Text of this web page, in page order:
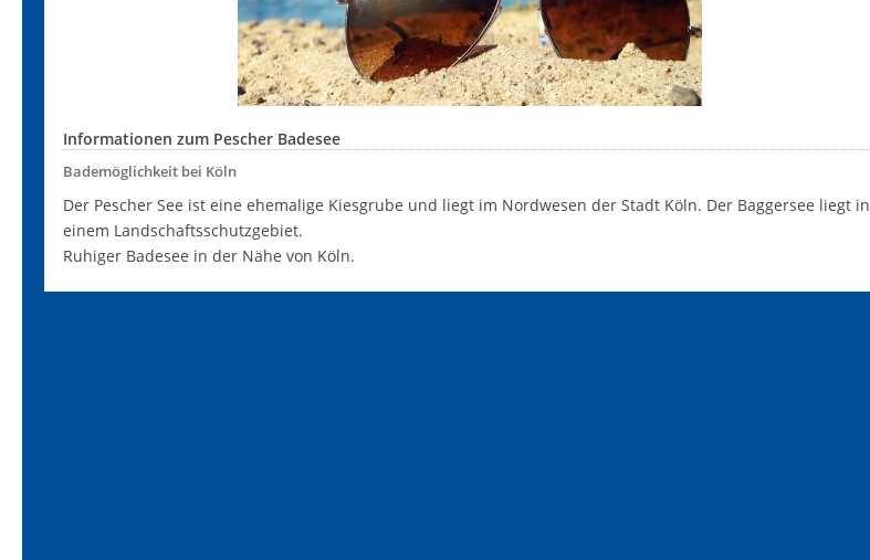
Informationen zum Pescher Badesee
Bademöglichkeit bei Köln
Der Pescher See ist eine ehemalige Kiesgrube und liegt im Nordwesen der Stadt Köln. Der Baggersee liegt in
einem Landschaftsschutzgebiet.
Ruhiger Badesee in der Nähe von Köln.